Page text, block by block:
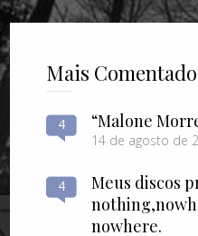
Mais
4 “Malone
14 de agosto de
4
Meus discos
nowhere.